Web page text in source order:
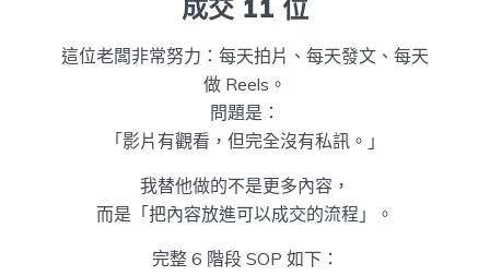
成交 11 位
這位老闆非常努力：每天拍片、每天發文、每天
做 Reels。
問題是：
「影片有觀看，但完全沒有私訊。」
我替他做的不是更多內容，
而是「把內容放進可以成交的流程」。
完整 6 階段 SOP 如下：